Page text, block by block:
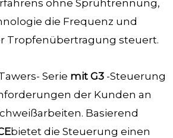
ohne Sprühtrennung,
die Frequenz und
Tropfenübertragung steuert.
Serie mit G3 -Steuerung
der Kunden an
Basierend
bietet die Steuerung einen